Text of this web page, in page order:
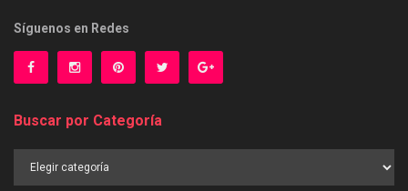
Síguenos en Redes
Buscar por Categoría